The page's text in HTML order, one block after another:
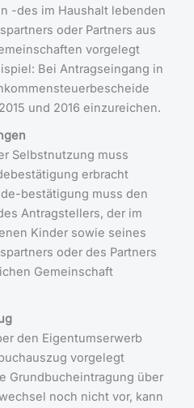
-des im Haushalt lebenden
oder Partners aus
vorgelegt
Bei Antragseingang in
und 2016 einzureichen.
Selbstnutzung muss
erbracht
bestätigung muss den
Antragstellers, der im
Kinder sowie seines
oder des Partners
Gemeinschaft
den Eigentumserwerb
vorgelegt
Grundbucheintragung über
noch nicht vor, kann